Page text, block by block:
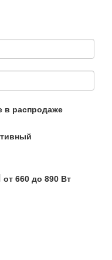
в распродаже
от 660 до 890 Вт